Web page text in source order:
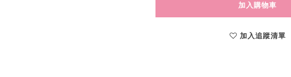
加入購物車
加入追蹤清單